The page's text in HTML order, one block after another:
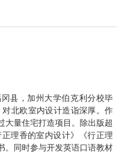
县，加州大学伯克利分校毕
北欧室内设计造诣深厚。作
大量住宅打造项目。除出版超
理香的室内设计》《行正理
。同时参与开发英语口语教材